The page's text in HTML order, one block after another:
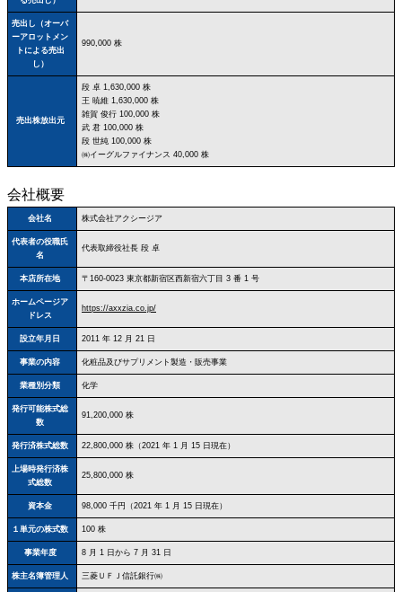
売出し（オーバ
ーアロットメン
トによる売出
し）
990,000 株
売出株放出元
段 卓 1,630,000 株
王 暁維 1,630,000 株
雑賀 俊行 100,000 株
武 君 100,000 株
段 世純 100,000 株
㈱イーグルファイナンス 40,000 株
会社概要
会社名 株式会社アクシージア
代表者の役職氏
名
代表取締役社長 段 卓
本店所在地 〒160‐0023 東京都新宿区西新宿六丁目 3 番 1 号
ホームページア
ドレス
https://axxzia.co.jp/
設立年月日 2011 年 12 月 21 日
事業の内容 化粧品及びサプリメント製造・販売事業
業種別分類 化学
発行可能株式総
数
91,200,000 株
発行済株式総数 22,800,000 株（2021 年 1 月 15 日現在）
上場時発行済株
式総数
25,800,000 株
資本金 98,000 千円（2021 年 1 月 15 日現在）
１単元の株式数 100 株
事業年度 8 月 1 日から 7 月 31 日
株主名簿管理人 三菱ＵＦＪ信託銀行㈱